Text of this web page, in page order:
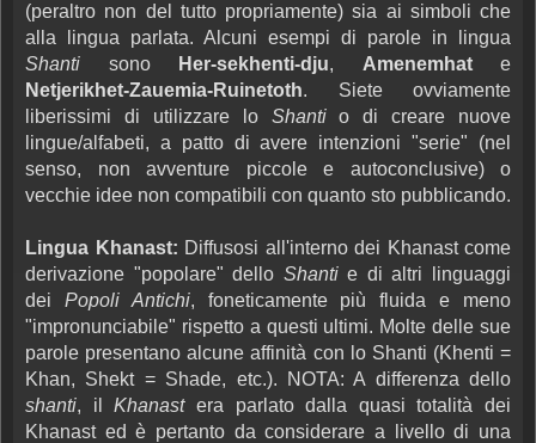
(peraltro non del tutto propriamente) sia ai simboli che
alla lingua parlata. Alcuni esempi di parole in lingua
Shanti sono Her-sekhenti-dju, Amenemhat e
Netjerikhet-Zauemia-Ruinetoth. Siete ovviamente
liberissimi di utilizzare lo Shantio di creare nuove
lingue/alfabeti, a patto di avere intenzioni "serie" (nel
senso, non avventure piccole e autoconclusive) o
vecchie idee non compatibili con quanto sto pubblicando.
Lingua Khanast: Diffusosi all'interno dei Khanast come
derivazione "popolare" dello Shantie di altri linguaggi
dei Popoli Antichi, foneticamente più fluida e meno
"impronunciabile" rispetto a questi ultimi. Molte delle sue
parole presentano alcune affinità con lo Shanti (Khenti =
Khan, Shekt = Shade, etc.). NOTA: A differenza dello
shanti, ilKhanast era parlato dalla quasi totalità dei
Khanast ed è pertanto da considerare a livello di una